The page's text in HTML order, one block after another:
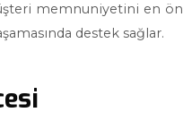
memnuniyetini en ön
destek sağlar.